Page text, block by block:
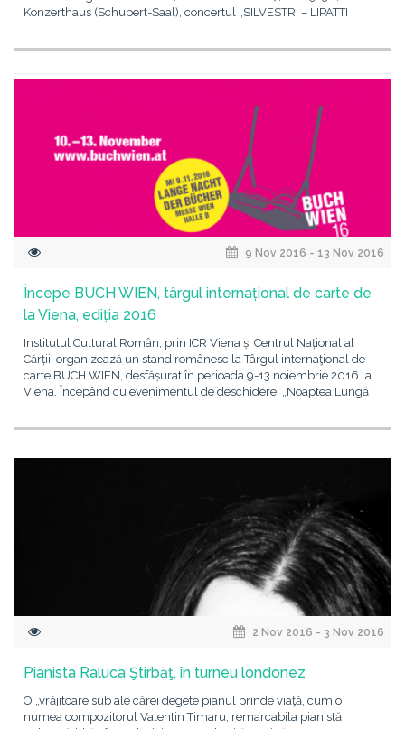
Konzerthaus (Schubert-Saal), concertul „SILVESTRI – LIPATTI
9 Nov 2016 - 13 Nov 2016
Începe BUCH WIEN, târgul internațional de carte de
la Viena, ediția 2016
Institutul Cultural Român, prin ICR Viena și Centrul Național al
Cărții, organizează un stand românesc la Târgul internaţional de
carte BUCH WIEN, desfășurat în perioada 9-13 noiembrie 2016 la
Viena. Începând cu evenimentul de deschidere, „Noaptea Lungă
2 Nov 2016 - 3 Nov 2016
Pianista Raluca Ştirbăţ, în turneu londonez
O „vrăjitoare sub ale cărei degete pianul prinde viaţă, cum o
numea compozitorul Valentin Timaru, remarcabila pianistă